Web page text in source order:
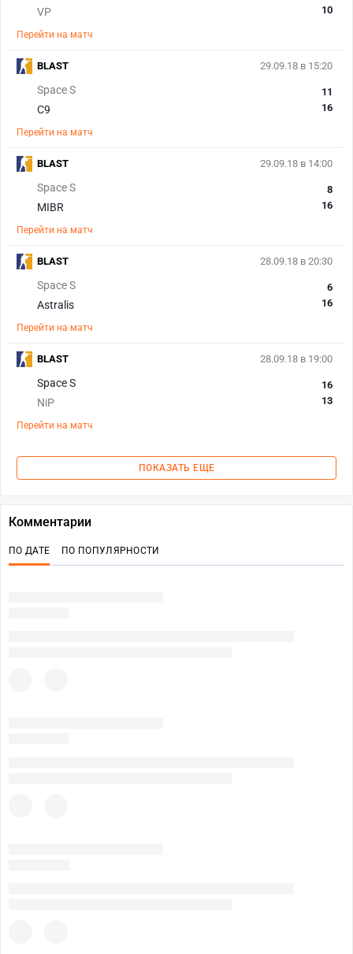
VP 10
Перейти на матч
29.09.18 в 15:20
Space S
C9
11
16
Перейти на матч
BLAST
29.09.18 в 14:00
Space S
MIBR
8
16
Перейти на матч
BLAST
28.09.18 в 20:30
Space S
Astralis
6
16
Перейти на матч
BLAST
28.09.18 в 19:00
Space S
NiP
16
13
Перейти на матч
BLAST
ПОКАЗАТЬ ЕЩЕ
Комментарии
ПО ДАТЕ ПО ПОПУЛЯРНОСТИ